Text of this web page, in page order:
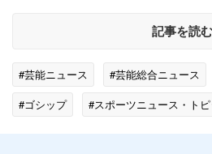
記事を読む
#芸能ニュース #芸能総合ニュース
#ゴシップ
#スポーツニュース・ト